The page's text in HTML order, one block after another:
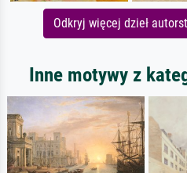
Odkryj więcej dzieł
Inne motywy z